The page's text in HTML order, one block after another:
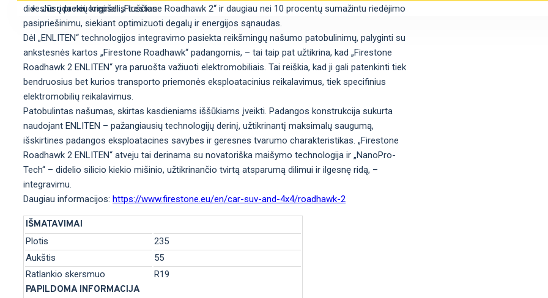
Jūsų prekių krepšelis tuščias
didesne rida nei originali „Firestone Roadhawk 2“ ir daugiau nei 10 procentų sumažintu riedėjimo
pasipriešinimu, siekiant optimizuoti degalų ir energijos sąnaudas.
Dėl „ENLITEN“ technologijos integravimo pasiekta reikšmingų našumo patobulinimų, palyginti su
ankstesnės kartos „Firestone Roadhawk“ padangomis, – tai taip pat užtikrina, kad „Firestone
Roadhawk 2 ENLITEN“ yra paruošta važiuoti elektromobiliais. Tai reiškia, kad ji gali patenkinti tiek
bendruosius bet kurios transporto priemonės eksploatacinius reikalavimus, tiek specifinius
elektromobilių reikalavimus.
Patobulintas našumas, skirtas kasdieniams iššūkiams įveikti. Padangos konstrukcija sukurta
naudojant ENLITEN – pažangiausių technologijų derinį, užtikrinantį maksimalų saugumą,
išskirtines padangos eksploatacines savybes ir geresnes tvarumo charakteristikas. „Firestone
Roadhawk 2 ENLITEN“ atveju tai derinama su novatoriška maišymo technologija ir „NanoPro-
Tech“ – didelio silicio kiekio mišinio, užtikrinančio tvirtą atsparumą dilimui ir ilgesnę ridą, –
integravimu.
Daugiau informacijos: https://www.firestone.eu/en/car-suv-and-4x4/roadhawk-2
IŠMATAVIMAI
Plotis
235
Aukštis
55
Ratlankio skersmuo
R19
PAPILDOMA INFORMACIJA